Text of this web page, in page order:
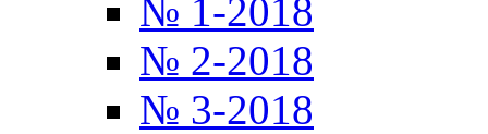
№ 1-2018
№ 2-2018
№ 3-2018